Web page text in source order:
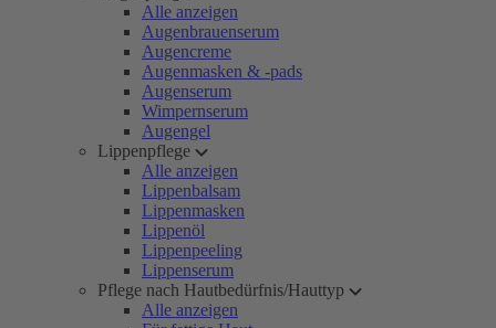
Alle anzeigen
Augenbrauenserum
Augencreme
Augenmasken & -pads
Augenserum
Wimpernserum
Augengel
Lippenpflege
Alle anzeigen
Lippenbalsam
Lippenmasken
Lippenöl
Lippenpeeling
Lippenserum
Pflege nach Hautbedürfnis/Hauttyp
Alle anzeigen